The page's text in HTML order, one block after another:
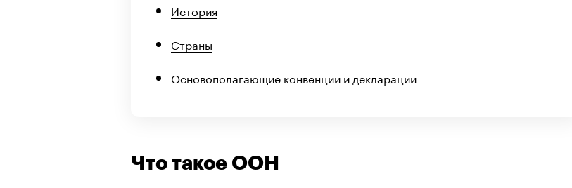
История
Страны
Основополагающие конвенции и декларации
Что такое ООН